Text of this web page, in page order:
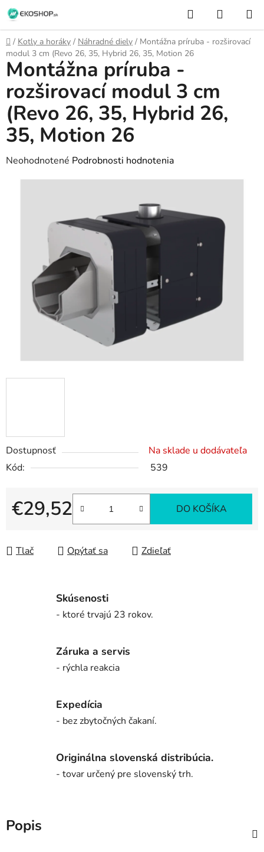
Prejsť
na
obsah
Hľadať
KOŠÍK
Domov
/ Kotly a horáky / Náhradné diely / Montážna príruba - rozširovací
modul 3 cm (Revo 26, 35, Hybrid 26, 35, Motion 26
Dostupnosť
Na sklade u dodávateľa
Kód:
539
€29,52
Jednotková cena:
DO KOŠÍKA
Tlač Opýtať sa Zdieľať
Montážna príruba -
rozširovací modul 3 cm
(Revo 26, 35, Hybrid 26,
35, Motion 26
Priemerné
hviezdičiek.
Neohodnotené Podrobnosti hodnotenia
Skúsenosti
- ktoré trvajú 23 rokov.
Záruka a servis
- rýchla reakcia
Expedícia
- bez zbytočných čakaní.
Originálna slovenská distribúcia.
- tovar určený pre slovenský trh.
Popis